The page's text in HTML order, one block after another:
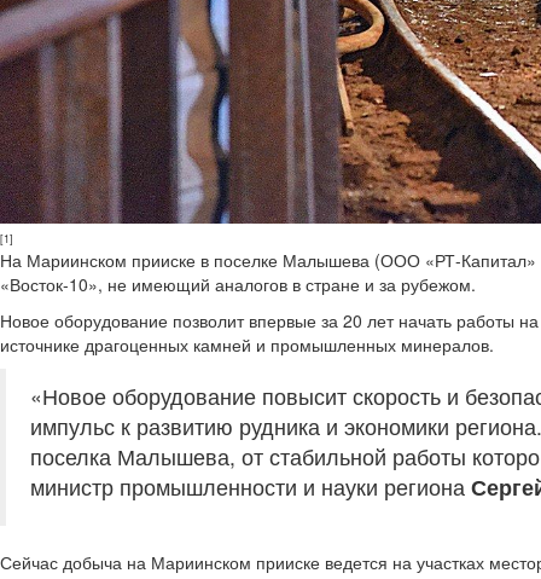
[1]
На Мариинском прииске в поселке Малышева (ООО «РТ-Капитал»
«Восток-10», не имеющий аналогов в стране и за рубежом.
Новое оборудование позволит впервые за 20 лет начать работы
источнике драгоценных камней и промышленных минералов.
«Новое оборудование повысит скорость и
импульс к развитию рудника и экономики
поселка Малышева, от стабильной работы
министр промышленности и науки региона
Сейчас добыча на Мариинском прииске ведется на участках